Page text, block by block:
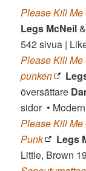
Please Kill
Legs McNeil
542 sivua |
Please Kill
punken
översättare
sidor •
Please Kill
Punk
Legs
Little, Brown